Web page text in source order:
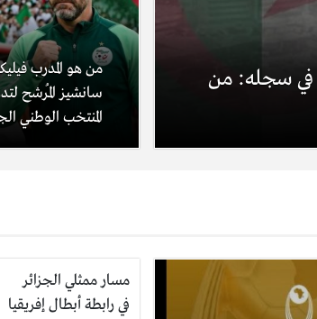
في سجله: من
من هو المدرب
سانشيز المُرشح
المنتخب الوطني
مسار ممثلي الجزائر
في رابطة أبطال إفريقيا